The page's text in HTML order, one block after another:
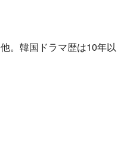
。韓国ドラマ歴は10年以